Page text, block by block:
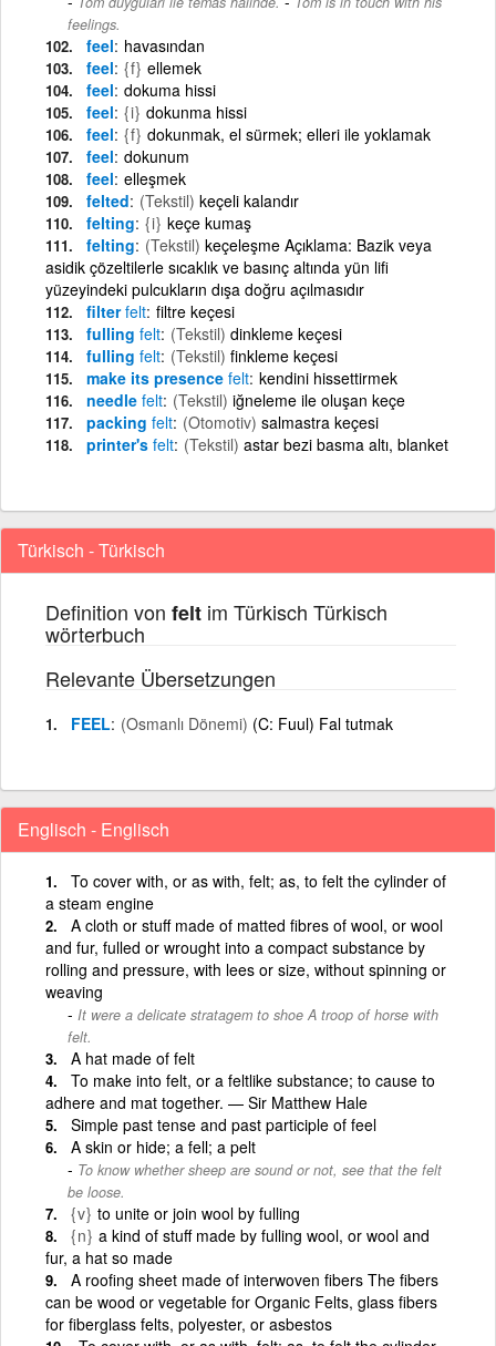
feelings.
feel havasından
feel {f} ellemek
feel dokuma hissi
feel {i} dokunma hissi
feel {f} dokunmak, el sürmek; elleri ile yoklamak
feel dokunum
feel elleşmek
felted (Tekstil) keçeli kalandır
felting {i} keçe kumaş
felting (Tekstil) keçeleşme Açıklama: Bazik veya
asidik çözeltilerle sıcaklık ve basınç altında yün lifi
yüzeyindeki pulcukların dışa doğru açılmasıdır
filterfelt filtre keçesi
fulling felt (Tekstil) dinkleme keçesi
fulling felt (Tekstil) finkleme keçesi
make its presence felt kendini hissettirmek
needle felt (Tekstil) iğneleme ile oluşan keçe
packing felt (Otomotiv) salmastra keçesi
printer's felt (Tekstil) astar bezi basma altı, blanket
Türkisch - Türkisch
Definition von felt im Türkisch Türkisch
wörterbuch
Relevante Übersetzungen
FEEL (Osmanlı Dönemi) (C: Fuul) Fal tutmak
Englisch - Englisch
To cover with, or as with, felt; as, to felt the cylinder of
a steam engine
A cloth or stuff made of matted fibres of wool, or wool
and fur, fulled or wrought into a compact substance by
rolling and pressure, with lees or size, without spinning or
weaving
It were a delicate stratagem to shoe A troop of horse with
felt.
A hat made of felt
To make into felt, or a feltlike substance; to cause to
adhere and mat together. — Sir Matthew Hale
Simple past tense and past participle of feel
A skin or hide; a fell; a pelt
To know whether sheep are sound or not, see that the felt
be loose.
{v} to unite or join wool by fulling
{n} a kind of stuff made by fulling wool, or wool and
fur, a hat so made
A roofing sheet made of interwoven fibers The fibers
can be wood or vegetable for Organic Felts, glass fibers
for fiberglass felts, polyester, or asbestos